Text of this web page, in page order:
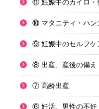
⑪ 妊娠中のカイロ・
⑩ マタニティ・ハン
⑨ 妊娠中のセルフケ
⑧ 出産、産後の備え
⑦ 高齢出産
⑥ 妊活、男性の不妊